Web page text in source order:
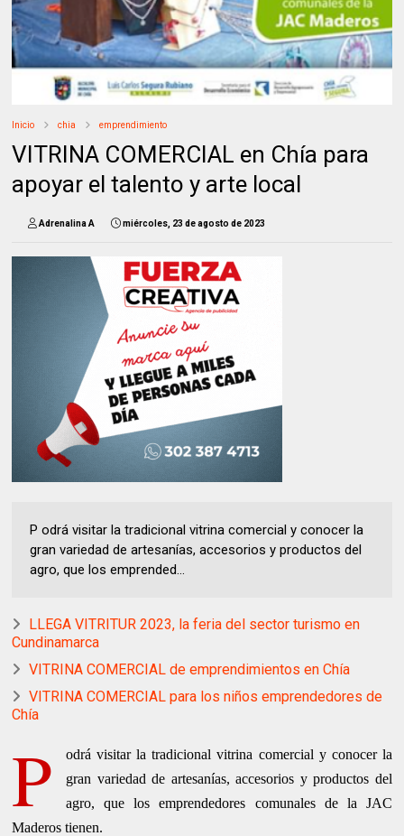
Inicio chia emprendimiento
VITRINA COMERCIAL en Chía para
apoyar el talento y arte local
Adrenalina A miércoles, 23 de agosto de 2023
P odrá visitar la tradicional vitrina comercial y conocer la
gran variedad de artesanías, accesorios y productos del
agro, que los emprended...
LLEGA VITRITUR 2023, la feria del sector turismo en
Cundinamarca
VITRINA COMERCIAL de emprendimientos en Chía
VITRINA COMERCIAL para los niños emprendedores de
Chía
P
odrá visitar la tradicional vitrina comercial y conocer la
gran variedad de artesanías, accesorios y productos del
agro, que los emprendedores comunales de la JAC
Maderos tienen.